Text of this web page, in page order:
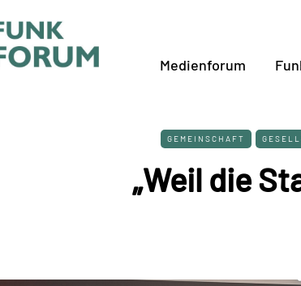
Medienforum
GEMEINSCHAFT
„Weil die